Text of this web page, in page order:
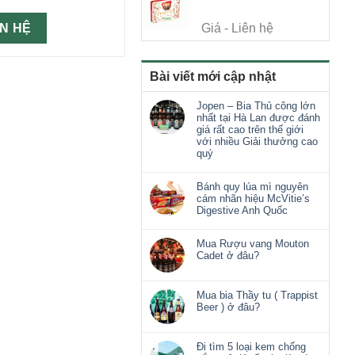
Giá - Liên hệ
Bài viết mới cập nhật
Jopen – Bia Thủ công lớn
nhất tại Hà Lan được đánh
giá rất cao trên thế giới
với nhiều Giải thưởng cao
quý
Bánh quy lúa mì nguyên
cám nhãn hiệu McVitie’s
Digestive Anh Quốc
Mua Rượu vang Mouton
Cadet ở đâu?
Mua bia Thầy tu ( Trappist
Beer ) ở đâu?
Đi tìm 5 loại kem chống
HỆ